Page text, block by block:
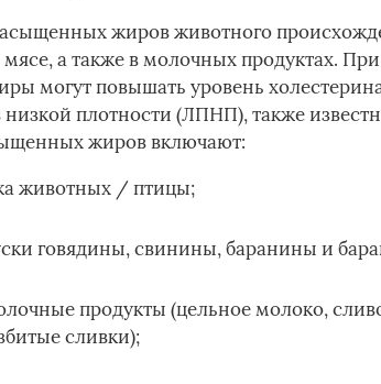
жиров животного
а также в молочных продуктах.
могут повышать уровень
плотности (ЛПНП), также
жиров включают:
животных / птицы;
говядины, свинины, баранины и
продукты (цельное молоко,
сливки);